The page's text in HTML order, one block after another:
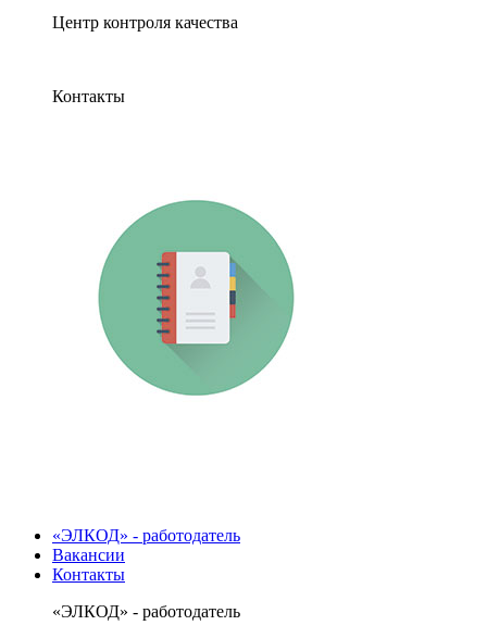
Центр контроля качества
Контакты
«ЭЛКОД» - работодатель
Вакансии
Контакты
«ЭЛКОД» - работодатель